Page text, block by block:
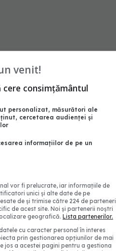
probe în timpul extirpării
cu o
receptor demonstrat că ar
cu AS-ODN
și implantate sub pielea
și iradierii, dovezile
care, împreună cu
și activează
imunologul Dr. Craig
Sidney Kimmel - Jefferson
venit!
cere consimțământul
personalizat, măsurători ale
cercetarea audienței și
informațiilor de pe un
vor fi prelucrate, iar informațiile de
unici și alte date de pe
de și trimise către 224 de parteneri
de acest site. Noi și partenerii noștri
geografică. Lista partenerilor.
cu caracter personal în interes
prin gestionarea opțiunilor de mai
jos a acestei pagini pentru a gestiona